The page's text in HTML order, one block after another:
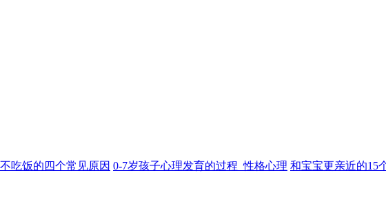
吃饭的四个常见原因 0-7岁孩子心理发育的过程_性格心理 和宝宝更亲近的15